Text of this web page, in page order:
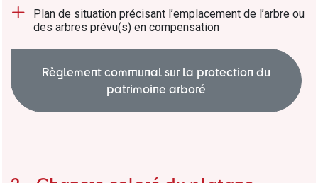
Plan de situation précisant l’emplacement de l’arbre ou
des arbres prévu(s) en compensation
Règlement communal sur la protection du
patrimoine arboré